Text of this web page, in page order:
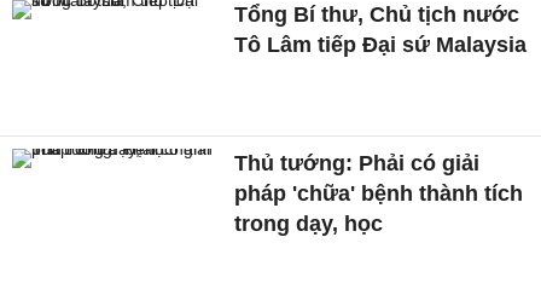
Tổng Bí thư, Chủ tịch nước
Tô Lâm tiếp Đại sứ Malaysia
Thủ tướng: Phải có giải
pháp 'chữa' bệnh thành tích
trong dạy, học